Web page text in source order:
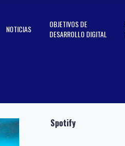
NOTICIAS
OBJETIVOS DE
DESARROLLO DIGITAL
Spotify